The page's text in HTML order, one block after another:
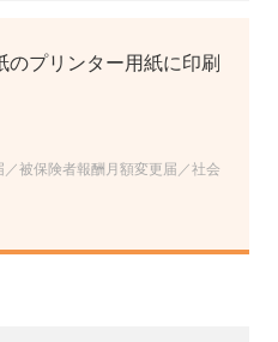
のプリンター用紙に印刷
被保険者報酬月額変更届／社会